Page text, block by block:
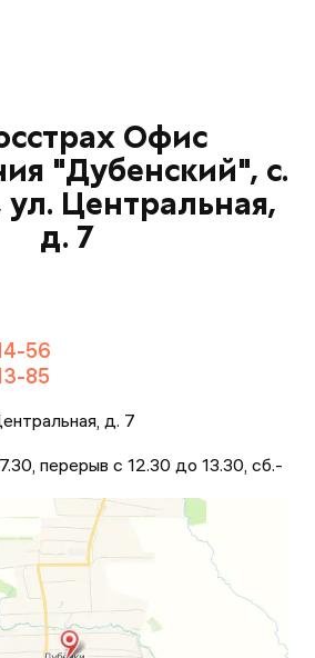
Офис
"Дубенский", с.
Центральная,
д. 7
56
85
д. 7
перерыв с 12.30 до 13.30, сб.-